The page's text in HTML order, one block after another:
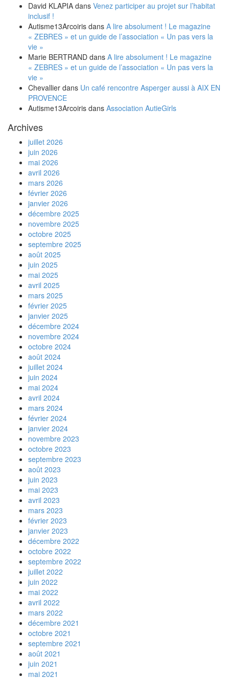
David KLAPIA dans Venez participer au projet sur l’habitat
inclusif !
Autisme13Arcoiris dans A lire absolument ! Le magazine
« ZEBRES » et un guide de l’association « Un pas vers la
vie »
Marie BERTRAND dans A lire absolument ! Le magazine
« ZEBRES » et un guide de l’association « Un pas vers la
vie »
Chevallier dans Un café rencontre Asperger aussi à AIX EN
PROVENCE
Autisme13Arcoiris dans Association AutieGirls
Archives
juillet 2026
juin 2026
mai 2026
avril 2026
mars 2026
février 2026
janvier 2026
décembre 2025
novembre 2025
octobre 2025
septembre 2025
août 2025
juin 2025
mai 2025
avril 2025
mars 2025
février 2025
janvier 2025
décembre 2024
novembre 2024
octobre 2024
août 2024
juillet 2024
juin 2024
mai 2024
avril 2024
mars 2024
février 2024
janvier 2024
novembre 2023
octobre 2023
septembre 2023
août 2023
juin 2023
mai 2023
avril 2023
mars 2023
février 2023
janvier 2023
décembre 2022
octobre 2022
septembre 2022
juillet 2022
juin 2022
mai 2022
avril 2022
mars 2022
décembre 2021
octobre 2021
septembre 2021
août 2021
juin 2021
mai 2021